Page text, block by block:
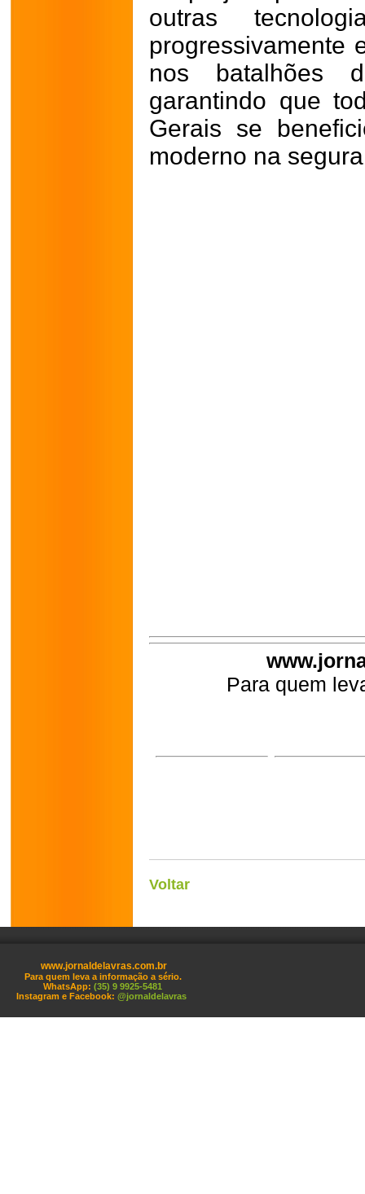
outras
progressivamente
nos batalhões
garantindo que
Gerais se
moderno na
Para quem
Voltar
www.jornaldelavras.com.br
Para quem leva a informação a sério.
WhatsApp: (35) 9 9925-5481
Instagram e Facebook: @jornaldelavras